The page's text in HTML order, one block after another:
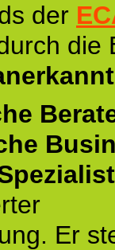
der
die
Er